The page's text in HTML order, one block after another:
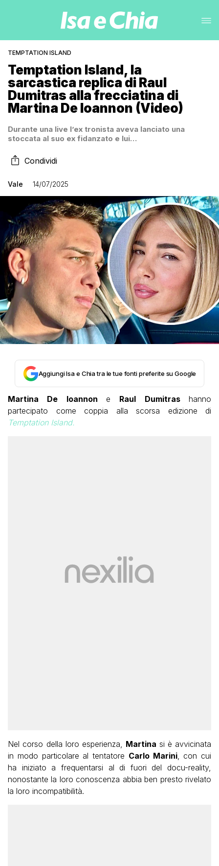
TEMPTATION ISLAND
Temptation Island, la
sarcastica replica di Raul
Dumitras alla frecciatina di
Martina De Ioannon (Video)
Durante una live l’ex tronista aveva lanciato una
stoccata al suo ex fidanzato e lui…
Condividi
Vale 14/07/2025
Aggiungi Isa e Chia tra le tue fonti preferite su Google
Martina De Ioannon e Raul Dumitrashanno
partecipato come coppia alla scorsa edizione di
Temptation Island.
Nel corso della loro esperienza, Martina si è avvicinata
in modo particolare al tentatore Carlo Marini, con cui
ha iniziato a frequentarsi al di fuori del docu-reality,
nonostante la loro conoscenza abbia ben presto rivelato
la loro incompatibilità.